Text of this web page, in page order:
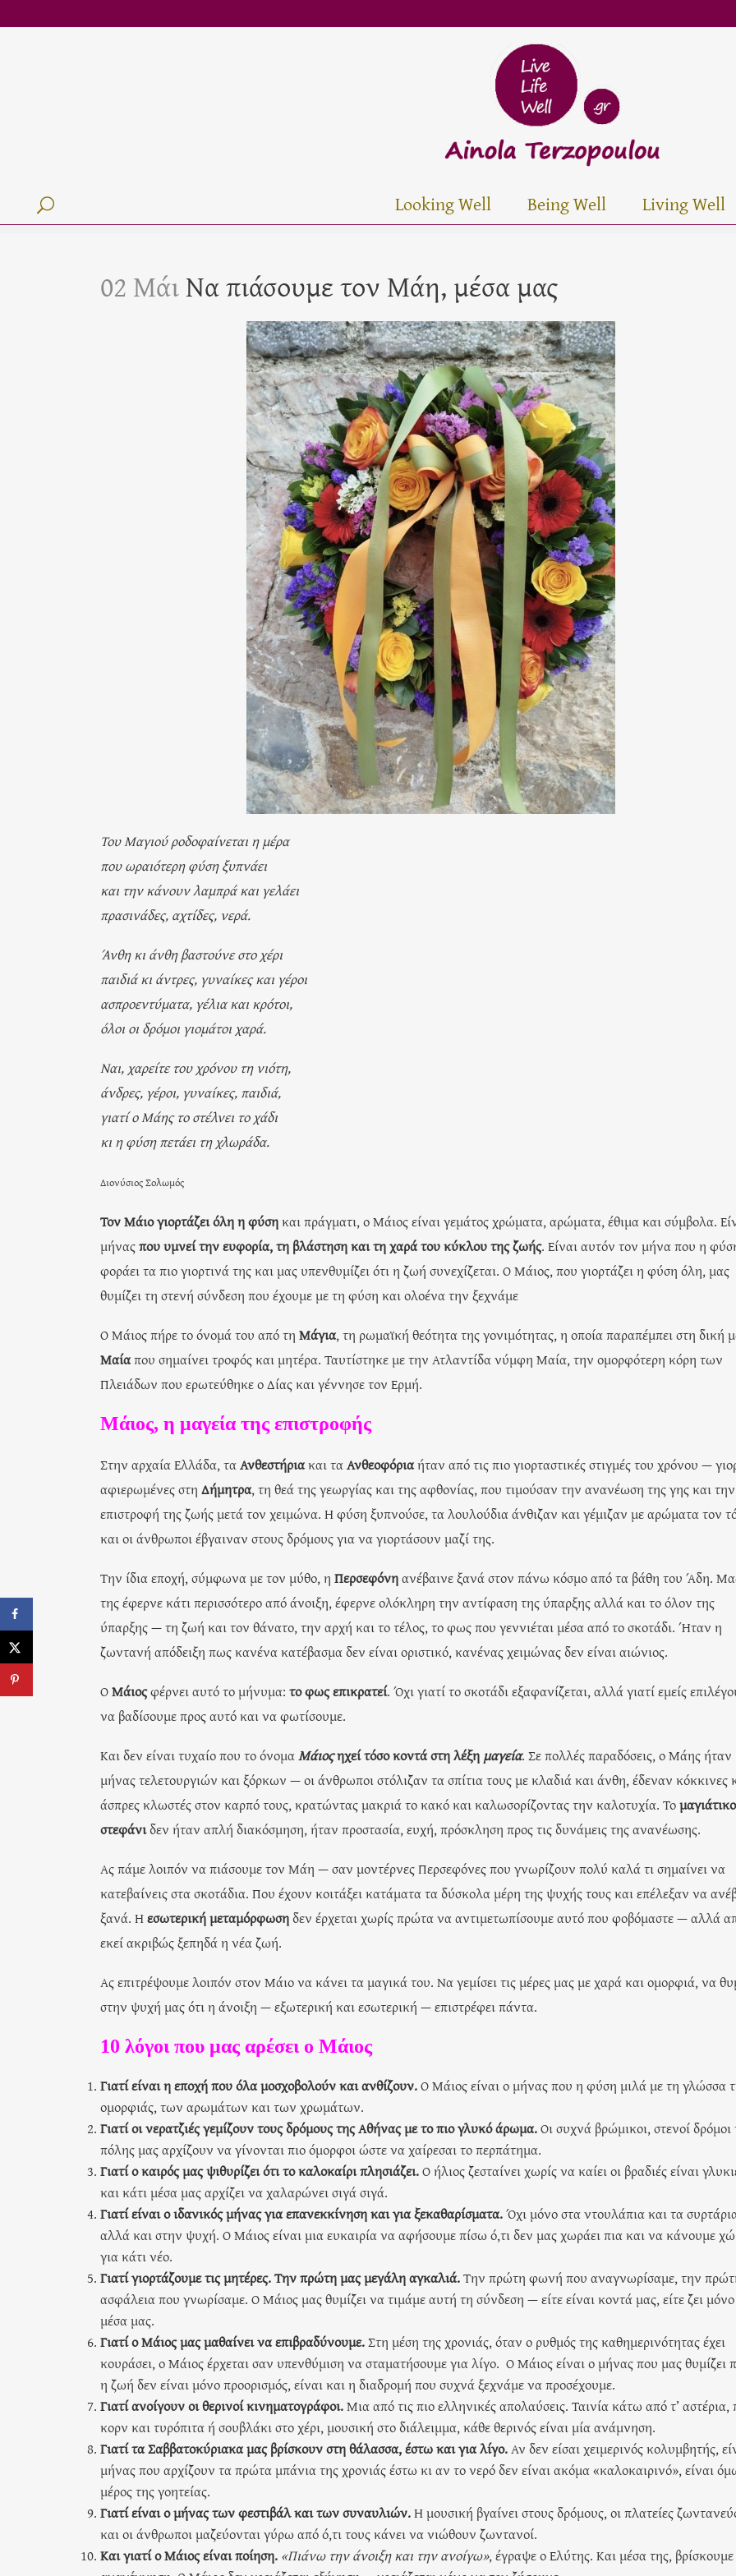
Looking Well Being Well Living Well
02 ΜάιΝα πιάσουμε τον Μάη, μέσα μας
Του Μαγιού ροδοφαίνεται η μέρα
που ωραιότερη φύση ξυπνάει
και την κάνουν λαμπρά και γελάει
πρασινάδες, αχτίδες, νερά.
Άνθη κι άνθη βαστούνε στο χέρι
παιδιά κι άντρες, γυναίκες και γέροι
ασπροεντύματα, γέλια και κρότοι,
όλοι οι δρόμοι γιομάτοι χαρά.
Ναι, χαρείτε του χρόνου τη νιότη,
άνδρες, γέροι, γυναίκες, παιδιά,
γιατί ο Μάης το στέλνει το χάδι
κι η φύση πετάει τη χλωράδα.
Διονύσιος Σολωμός
Τον Μάιο γιορτάζει όλη η φύσηκαι πράγματι, ο Μάιος είναι γεμάτος χρώματα, αρώματα, έθιμα και σύμβολα.
μήναςπου υμνεί την ευφορία, τη βλάστηση και τη χαρά του κύκλου της ζωής. Είναι αυτόν τον μήνα που η
φοράει τα πιο γιορτινά της και μας υπενθυμίζει ότι η ζωή συνεχίζεται. Ο Μάιος, που γιορτάζει η φύση όλη, μας
θυμίζει τη στενή σύνδεση που έχουμε με τη φύση και ολοένα την ξεχνάμε
Ο Μάιος πήρε το όνομά του από τη Μάγια, τη ρωμαϊκή θεότητα της γονιμότητας, η οποία παραπέμπει στη δική
Μαίαπου σημαίνει τροφός και μητέρα. Ταυτίστηκε με την Ατλαντίδα νύμφη Μαία, την ομορφότερη κόρη των
Πλειάδων που ερωτεύθηκε ο Δίας και γέννησε τον Ερμή.
Μάιος, η μαγεία της επιστροφής
Στην αρχαία Ελλάδα, ταΑνθεστήριακαι ταΑνθεοφόριαήταν από τις πιο γιορταστικές στιγμές του χρόνου —
αφιερωμένες στη Δήμητρα, τη θεά της γεωργίας και της αφθονίας, που τιμούσαν την ανανέωση της γης και την
επιστροφή της ζωής μετά τον χειμώνα. Η φύση ξυπνούσε, τα λουλούδια άνθιζαν και γέμιζαν με αρώματα τον
και οι άνθρωποι έβγαιναν στους δρόμους για να γιορτάσουν μαζί της.
Την ίδια εποχή, σύμφωνα με τον μύθο, η Περσεφόνηανέβαινε ξανά στον πάνω κόσμο από τα βάθη του Άδη.
της έφερνε κάτι περισσότερο από άνοιξη, έφερνε ολόκληρη την αντίφαση της ύπαρξης αλλά και το όλον της
ύπαρξης — τη ζωή και τον θάνατο, την αρχή και το τέλος, το φως που γεννιέται μέσα από το σκοτάδι. Ήταν η
ζωντανή απόδειξη πως κανένα κατέβασμα δεν είναι οριστικό, κανένας χειμώνας δεν είναι αιώνιος.
ΟΜάιοςφέρνει αυτό το μήνυμα: το φως επικρατεί. Όχι γιατί το σκοτάδι εξαφανίζεται, αλλά γιατί εμείς
να βαδίσουμε προς αυτό και να φωτίσουμε.
Και δεν είναι τυχαίο που το όνομαΜάιοςηχεί τόσο κοντά στη λέξη μαγεία. Σε πολλές παραδόσεις, ο Μάης ήταν
μήνας τελετουργιών και ξόρκων — οι άνθρωποι στόλιζαν τα σπίτια τους με κλαδιά και άνθη, έδεναν κόκκινες
άσπρες κλωστές στον καρπό τους, κρατώντας μακριά το κακό και καλωσορίζοντας την καλοτυχία. Τομαγιάτικο
στεφάνιδεν ήταν απλή διακόσμηση, ήταν προστασία, ευχή, πρόσκληση προς τις δυνάμεις της ανανέωσης.
Ας πάμε λοιπόν να πιάσουμε τον Μάη — σαν μοντέρνες Περσεφόνες που γνωρίζουν πολύ καλά τι σημαίνει να
κατεβαίνεις στα σκοτάδια. Που έχουν κοιτάξει κατάματα τα δύσκολα μέρη της ψυχής τους και επέλεξαν να
ξανά. Ηεσωτερική μεταμόρφωσηδεν έρχεται χωρίς πρώτα να αντιμετωπίσουμε αυτό που φοβόμαστε — αλλά
εκεί ακριβώς ξεπηδά η νέα ζωή.
Ας επιτρέψουμε λοιπόν στον Μάιο να κάνει τα μαγικά του. Να γεμίσει τις μέρες μας με χαρά και ομορφιά, να
στην ψυχή μας ότι η άνοιξη — εξωτερική και εσωτερική — επιστρέφει πάντα.
10 λόγοι που μας αρέσει ο Μάιος
Γιατί είναι η εποχή που όλα μοσχοβολούν και ανθίζουν.Ο Μάιος είναι ο μήνας που η φύση μιλά με τη γλώσσα
ομορφιάς, των αρωμάτων και των χρωμάτων.
Γιατί οι νερατζιές γεμίζουν τους δρόμους της Αθήνας με το πιο γλυκό άρωμα.Οι συχνά βρώμικοι, στενοί δρόμοι
πόλης μας αρχίζουν να γίνονται πιο όμορφοι ώστε να χαίρεσαι το περπάτημα.
Γιατί ο καιρός μας ψιθυρίζει ότι το καλοκαίρι πλησιάζει.Ο ήλιος ζεσταίνει χωρίς να καίει οι βραδιές είναι
και κάτι μέσα μας αρχίζει να χαλαρώνει σιγά σιγά.
Γιατί είναι ο ιδανικός μήνας για επανεκκίνηση και για ξεκαθαρίσματα.Όχι μόνο στα ντουλάπια και τα
αλλά και στην ψυχή. Ο Μάιος είναι μια ευκαιρία να αφήσουμε πίσω ό,τι δεν μας χωράει πια και να κάνουμε
για κάτι νέο.
Γιατί γιορτάζουμε τις μητέρες.Την πρώτη μας μεγάλη αγκαλιά.Την πρώτη φωνή που αναγνωρίσαμε, την
ασφάλεια που γνωρίσαμε. Ο Μάιος μας θυμίζει να τιμάμε αυτή τη σύνδεση — είτε είναι κοντά μας, είτε ζει μόνο
μέσα μας.
Γιατί ο Μάιος μας μαθαίνει να επιβραδύνουμε.Στη μέση της χρονιάς, όταν ο ρυθμός της καθημερινότητας έχει
κουράσει, ο Μάιος έρχεται σαν υπενθύμιση να σταματήσουμε για λίγο. Ο Μάιος είναι ο μήνας που μας θυμίζει
η ζωή δεν είναι μόνο προορισμός, είναι και η διαδρομή που συχνά ξεχνάμε να προσέχουμε.
Γιατί ανοίγουν οι θερινοί κινηματογράφοι.Μια από τις πιο ελληνικές απολαύσεις. Ταινία κάτω από τ’ αστέρια,
κορν και τυρόπιτα ή σουβλάκι στο χέρι, μουσική στο διάλειμμα, κάθε θερινός είναι μία ανάμνηση.
Γιατί τα Σαββατοκύριακα μας βρίσκουν στη θάλασσα, έστω και για λίγο.Αν δεν είσαι χειμερινός κολυμβητής,
μήνας που αρχίζουν τα πρώτα μπάνια της χρονιάς έστω κι αν το νερό δεν είναι ακόμα «καλοκαιρινό», είναι
μέρος της γοητείας.
Γιατί είναι ο μήνας των φεστιβάλ και των συναυλιών.Η μουσική βγαίνει στους δρόμους, οι πλατείες
και οι άνθρωποι μαζεύονται γύρω από ό,τι τους κάνει να νιώθουν ζωντανοί.
Και γιατί ο Μάιος είναι ποίηση. «Πιάνω την άνοιξη και την ανοίγω», έγραψε ο Ελύτης. Και μέσα της, βρίσκουμε